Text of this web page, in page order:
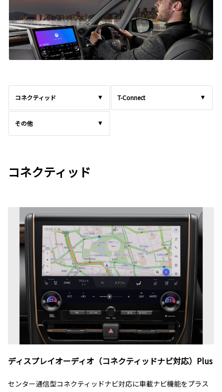
コネクティッド T-Connect
その他
コネクティッド
ディスプレイオーディオ（コネクティッドナビ対応）Plus
センター通信型コネクティッドナビ対応に車載ナビ機能をプラス